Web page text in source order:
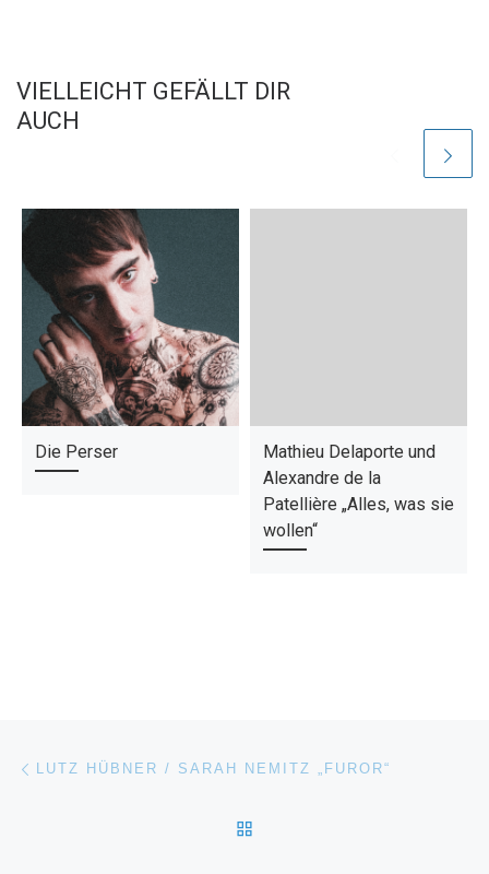
VIELLEICHT GEFÄLLT DIR
AUCH
Die Perser
Mathieu Delaporte und
Alexandre de la
Patellière „Alles, was sie
wollen“
Beitragsnavigation
LUTZ HÜBNER / SARAH NEMITZ „FUROR“